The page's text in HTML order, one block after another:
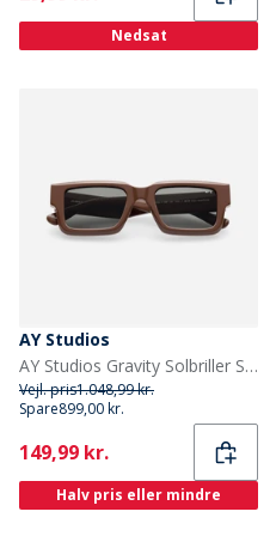
Nedsat
AY Studios
AY Studios Gravity Solbriller Solid Chocolate Brown
Vejl. pris1.048,99 kr.
Spare899,00 kr.
Current
149,99 kr.
Halv pris eller mindre